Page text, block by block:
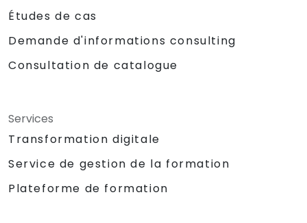
Études de cas
Demande d'informations consulting
Consultation de catalogue
Services
Transformation digitale
Service de gestion de la formation
Plateforme de formation